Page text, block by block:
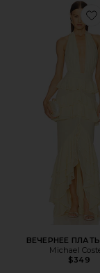
ВЕЧЕРНЕЕ
Michael
$349